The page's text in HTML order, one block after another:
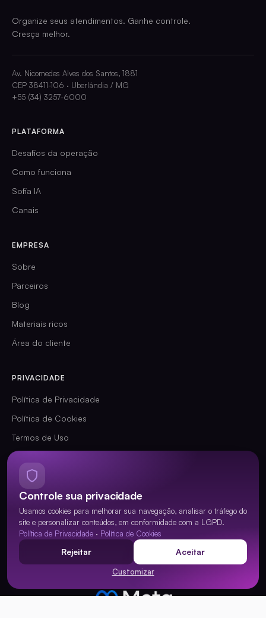
Organize seus atendimentos. Ganhe controle.
Cresça melhor.
Av. Nicomedes Alves dos Santos, 1881
CEP 38411-106 · Uberlândia / MG
+55 (34) 3257-6000
PLATAFORMA
Desafios da operação
Como funciona
Sofia IA
Canais
EMPRESA
Sobre
Parceiros
Blog
Materiais ricos
Área do cliente
PRIVACIDADE
Política de Privacidade
Política de Cookies
Termos de Uso
Aviso Legal da Plataforma
Canal LGPD
Gerenciar Cookies
CERTIFICADA
Controle sua privacidade
Usamos cookies para melhorar sua navegação, analisar o tráfego do
site e personalizar conteúdos, em conformidade com a LGPD.
Política de Privacidade · Política de Cookies
Customizar
Rejeitar Aceitar